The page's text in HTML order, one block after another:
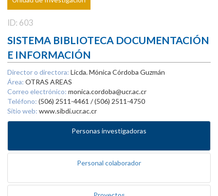
ID: 603
SISTEMA BIBLIOTECA DOCUMENTACIÓN
E INFORMACIÓN
Director o directora: Licda. Mónica Córdoba Guzmán
Área: OTRAS AREAS
Correo electrónico: monica.cordoba@ucr.ac.cr
Teléfono: (506) 2511-4461 / (506) 2511-4750
Sitio web: www.sibdi.ucr.ac.cr
Personas investigadoras
Personal colaborador